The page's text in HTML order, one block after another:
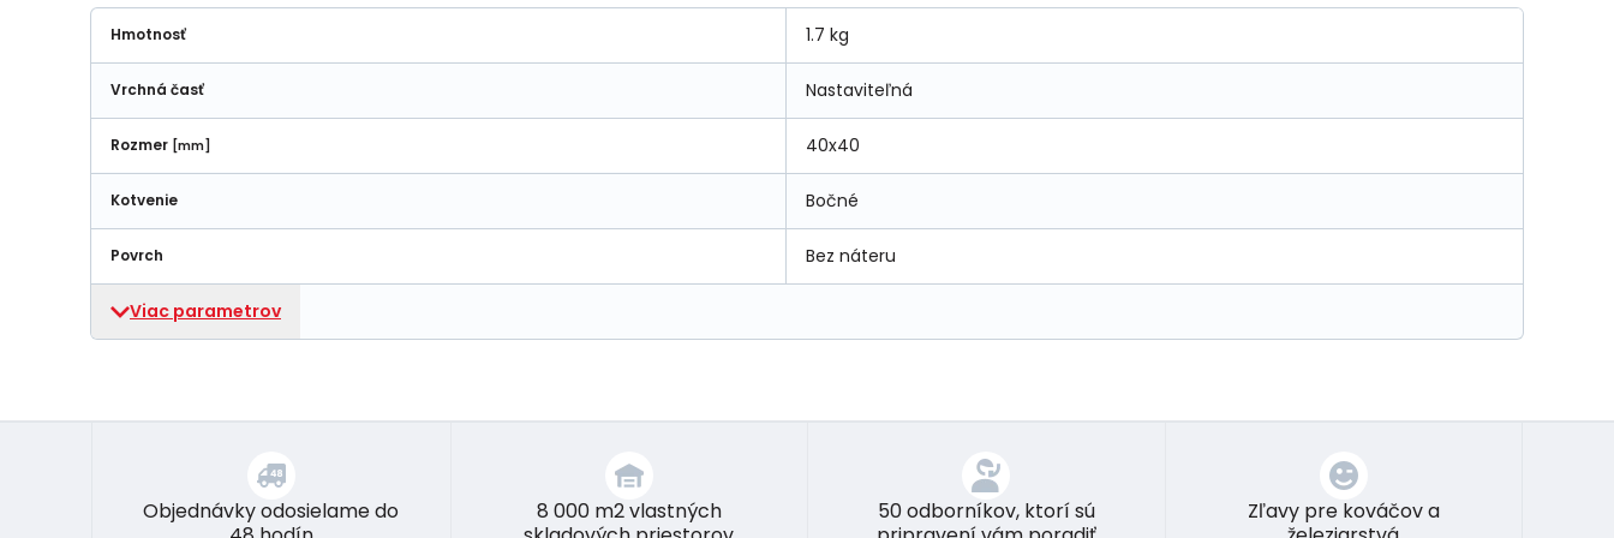
Hmotnosť 1.7 kg
Vrchná časť Nastaviteľná
Rozmer [mm] 40x40
Kotvenie Bočné
Povrch Bez náteru
Viac parametrov
Objednávky odosielame do
8 000 m2 vlastných
50 odborníkov, ktorí sú
Zľavy pre kováčov a